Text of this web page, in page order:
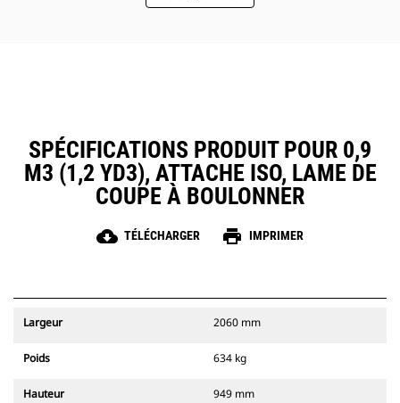
SPÉCIFICATIONS PRODUIT POUR 0,9
M3 (1,2 YD3), ATTACHE ISO, LAME DE
COUPE À BOULONNER
cloud_download TÉLÉCHARGER print IMPRIMER
Largeur 2060 mm
Poids 634 kg
Hauteur 949 mm